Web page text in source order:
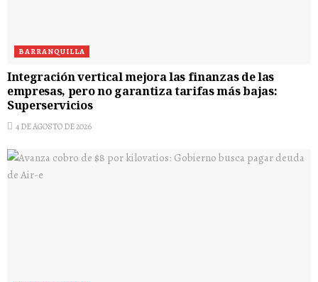
BARRANQUILLA
Integración vertical mejora las finanzas de las
empresas, pero no garantiza tarifas más bajas:
Superservicios
4 DE AGOSTO DE 2026